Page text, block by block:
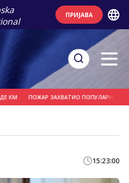
ПРИЈАВА
ПОЖАР ЗАХВАТИО ПОПУЛАРНИ ПАРК
15:23:00